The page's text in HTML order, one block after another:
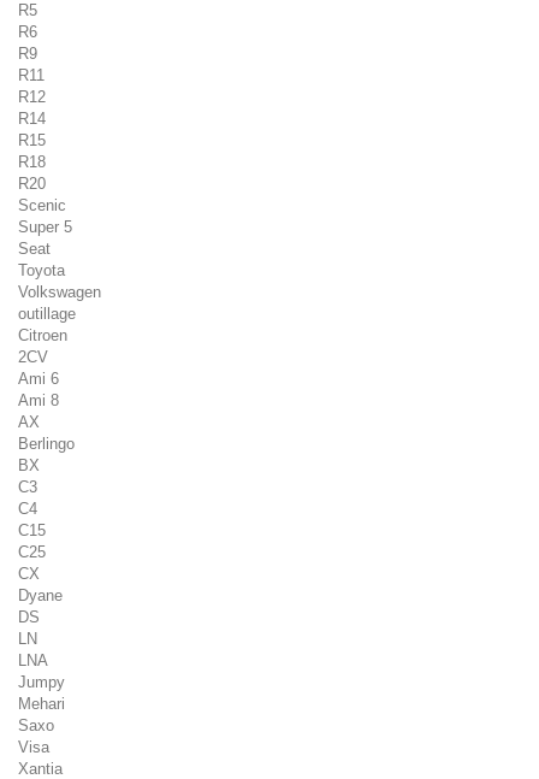
R5
R6
R9
R11
R12
R14
R15
R18
R20
Scenic
Super 5
Seat
Toyota
Volkswagen
outillage
Citroen
2CV
Ami 6
Ami 8
AX
Berlingo
BX
C3
C4
C15
C25
CX
Dyane
DS
LN
LNA
Jumpy
Mehari
Saxo
Visa
Xantia